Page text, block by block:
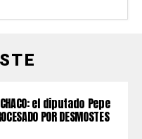
CHACO: el diputado Pepe
POR DESMOSTES